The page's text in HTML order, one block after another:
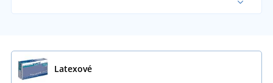
Chci vědět více
Latexové